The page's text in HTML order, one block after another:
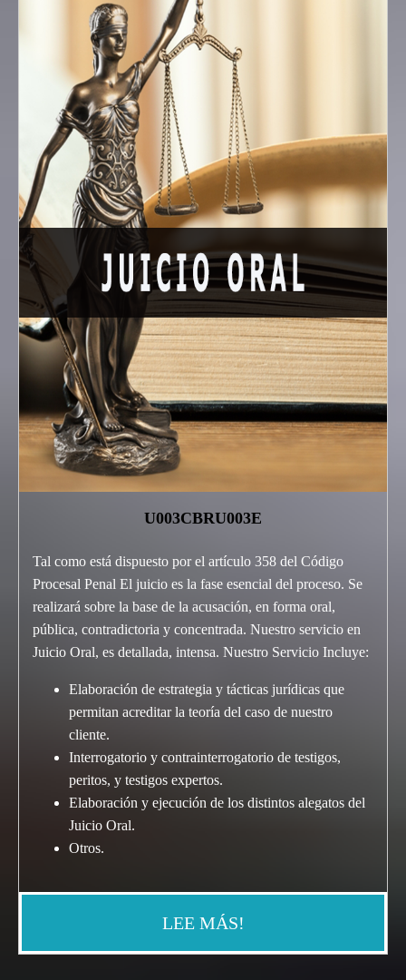
U003CBRU003E
Tal como está dispuesto por el artículo 358 del Código
Procesal Penal El juicio es la fase esencial del proceso. Se
realizará sobre la base de la acusación, en forma oral,
pública, contradictoria y concentrada. Nuestro servicio en
Juicio Oral, es detallada, intensa. Nuestro Servicio Incluye:
Elaboración de estrategia y tácticas jurídicas que
permitan acreditar la teoría del caso de nuestro
cliente.
Interrogatorio y contrainterrogatorio de testigos,
peritos, y testigos expertos.
Elaboración y ejecución de los distintos alegatos del
Juicio Oral.
Otros.
LEE MÁS!